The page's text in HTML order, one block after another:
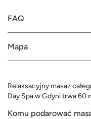
FAQ
Mapa
Relaksacyjny masaż
Day Spa w Gdyni trwa 60
Komu podarować